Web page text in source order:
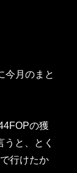
今月のまと
の獲
と、とく
行けたか